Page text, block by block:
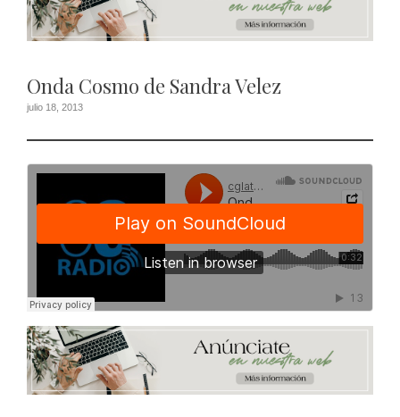
Onda Cosmo de Sandra Velez
julio 18, 2013